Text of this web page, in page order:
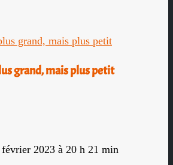
grand, mais plus petit
2023 à 20 h 21 min